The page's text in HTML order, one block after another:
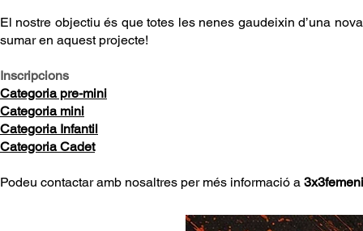
El nostre objectiu és que totes les nenes gaudeixin d’una
sumar en aquest projecte!​
Inscripcions
Categoria pre-mini
Categoria mini
Categoria Infantil
Categoria Cadet
Podeu contactar amb nosaltres per més informació a